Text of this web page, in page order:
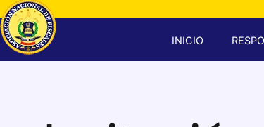
INICIO